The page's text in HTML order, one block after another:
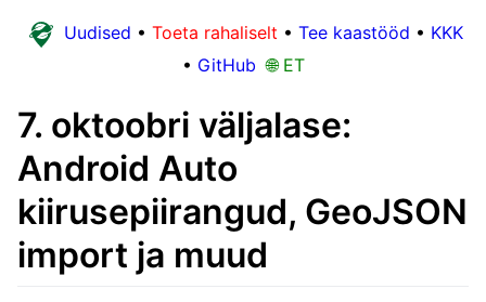
Uudised • Toeta rahaliselt • Tee kaastööd • KKK
• GitHub 🌐 ET
7. oktoobri väljalase:
Android Auto
kiirusepiirangud, GeoJSON
import ja muud